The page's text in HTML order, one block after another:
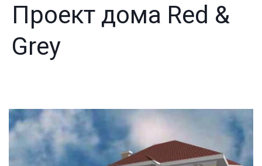
Проект дома Red &
Grey